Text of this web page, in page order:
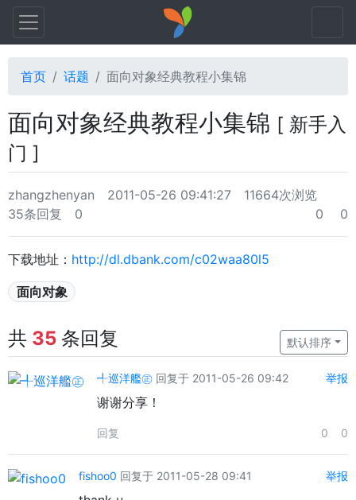
首页 话题 面向对象经典教程小集锦
面向对象经典教程小集锦 [ 新手入
门 ]
zhangzhenyan 2011-05-26 09:41:27
11664次浏览
35条回复
0 0 0
下载地址： http://dl.dbank.com/c02waa80l5
面向对象
共 35 条回复 默认排序
╃巡洋艦㊣ 回复于 2011-05-26 09:42 举报
谢谢分享！
回复 0 0
fishoo0 回复于 2011-05-28 09:41 举报